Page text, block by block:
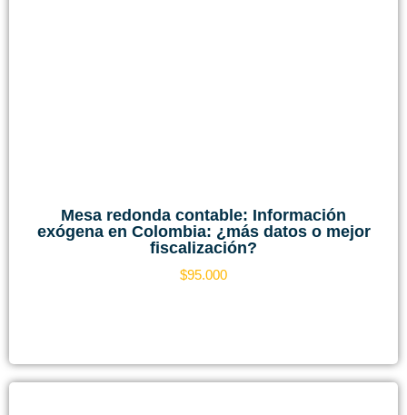
Mesa redonda contable: Información
exógena en Colombia: ¿más datos o mejor
fiscalización?
$95.000